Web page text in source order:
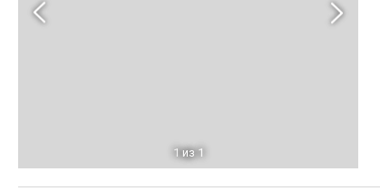
1 из 1